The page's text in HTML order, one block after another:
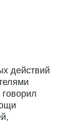
действий